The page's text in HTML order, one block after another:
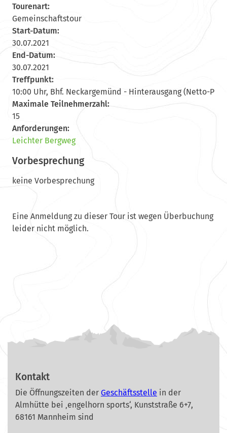
Tourenart:
Gemeinschaftstour
Start-Datum:
30.07.2021
End-Datum:
30.07.2021
Treffpunkt:
10:00 Uhr, Bhf. Neckargemünd - Hinterausgang (Netto-P
Maximale Teilnehmerzahl:
15
Anforderungen:
Leichter Bergweg
Vorbesprechung
keine Vorbesprechung
Eine Anmeldung zu dieser Tour ist wegen Überbuchung
leider nicht möglich.
Kontakt
Die Öffnungszeiten der Geschäftsstelle in der
Almhütte bei ‚engelhorn sports‘, Kunststraße 6+7,
68161 Mannheim sind